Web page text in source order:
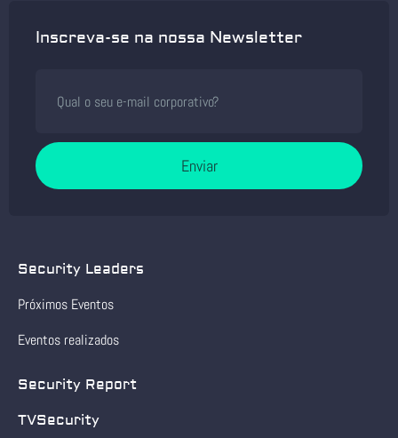
Inscreva-se na nossa Newsletter
Enviar
Security Leaders
Próximos Eventos
Eventos realizados
Security Report
TVSecurity